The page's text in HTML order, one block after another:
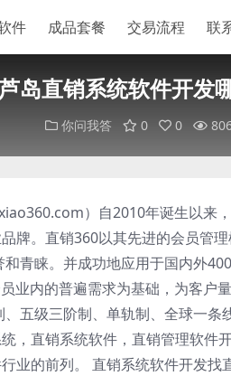
件 成品套餐 交易流程 联
岛直销系统软件开发
你问我答 0 0
）自2010年诞生以来
。直销360以其先进的会员管理
青睐。并成功地应用于国内外
业内的普遍需求为基础，为客户
五级三阶制、单轨制、全球一条
，直销系统软件，直销管理软件
业的前列。 直销系统软件开发找